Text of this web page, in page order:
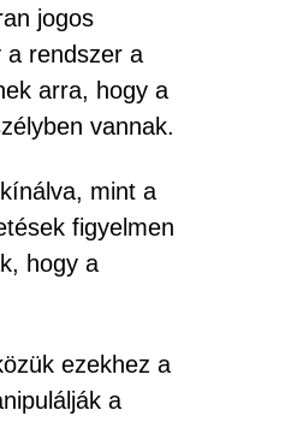
jogos
a rendszer a
arra, hogy a
vannak.
mint a
figyelmen
hogy a
ezekhez a
a